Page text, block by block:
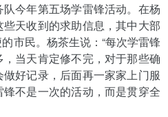
今年第五场学雷锋活动。在杨
天收到的求助信息，其中大部
市民。杨茶生说：“每次学雷锋
当天肯定修不完，对于那些确
好记录，后面再一家家上门服
不是一次的活动，而是贯穿全